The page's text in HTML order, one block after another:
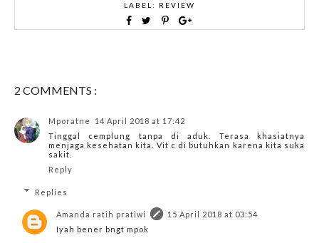
LABEL: REVIEW
2 COMMENTS :
Mporatne
14 April 2018 at 17:42
Tinggal cemplung tanpa di aduk. Terasa khasiatnya
menjaga kesehatan kita. Vit c di butuhkan karena kita suka
sakit.
Reply
Replies
Amanda ratih pratiwi
15 April 2018 at 03:54
Iyah bener bngt mpok